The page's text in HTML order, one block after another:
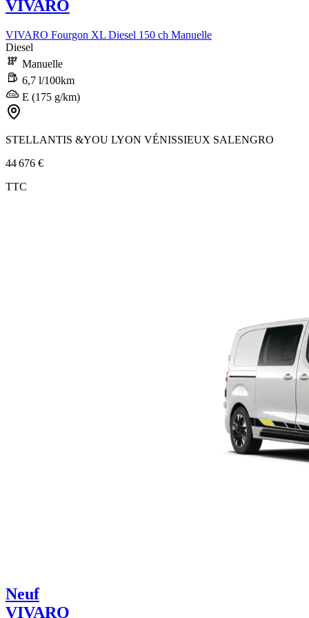
VIVARO
VIVARO Fourgon XL Diesel 150 ch Manuelle
Diesel
Manuelle
6,7 l/100km
E (175 g/km)
STELLANTIS &YOU LYON VÉNISSIEUX SALENGRO
44 676 €
TTC
Neuf
VIVARO